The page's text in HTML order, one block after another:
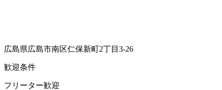
広島県広島市南区仁保新町2丁目3-26
歓迎条件
フリーター歓迎